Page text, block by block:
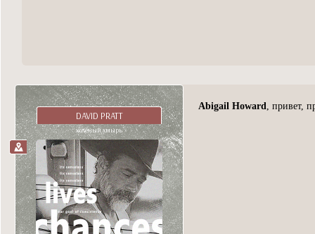
DAVID PRATT
холёный хмырь
Abigail Howard , привет,